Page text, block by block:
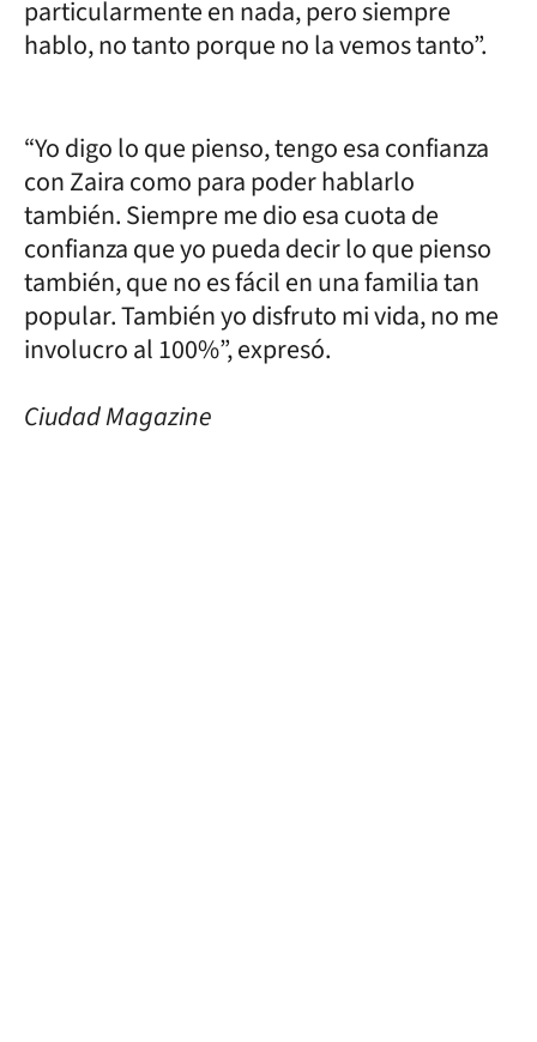
particularmente en nada, pero siempre
hablo, no tanto porque no la vemos tanto”.
“Yo digo lo que pienso, tengo esa confianza
con Zaira como para poder hablarlo
también. Siempre me dio esa cuota de
confianza que yo pueda decir lo que pienso
también, que no es fácil en una familia tan
popular. También yo disfruto mi vida, no me
involucro al 100%”, expresó.
Ciudad Magazine